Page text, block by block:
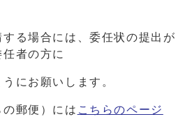
る場合には、委任状の提出が
者の方に
にお願いします。
郵便）には こちらのページ